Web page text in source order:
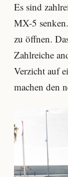
Es sind
MX-5
zu öffnen.
Zahlreiche
Verzicht auf
machen den